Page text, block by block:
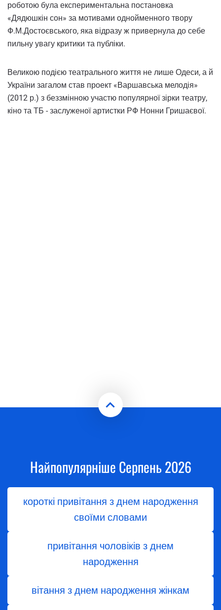
роботою була експериментальна постановка
«Дядюшкін сон» за мотивами однойменного твору
Ф.М.Достоєвського, яка відразу ж привернула до себе
пильну увагу критики та публіки.
Великою подією театрального життя не лише Одеси, а й
України загалом став проект «Варшавська мелодія»
(2012 р.) з беззмінною участю популярної зірки театру,
кіно та ТБ - заслуженої артистки РФ Нонни Гришаєвої.
Найпопулярніше Серпень 2026
короткі привітання з днем народження
своїми словами
привітання чоловіків з днем
народження
вітання з днем ​​народження жінкам